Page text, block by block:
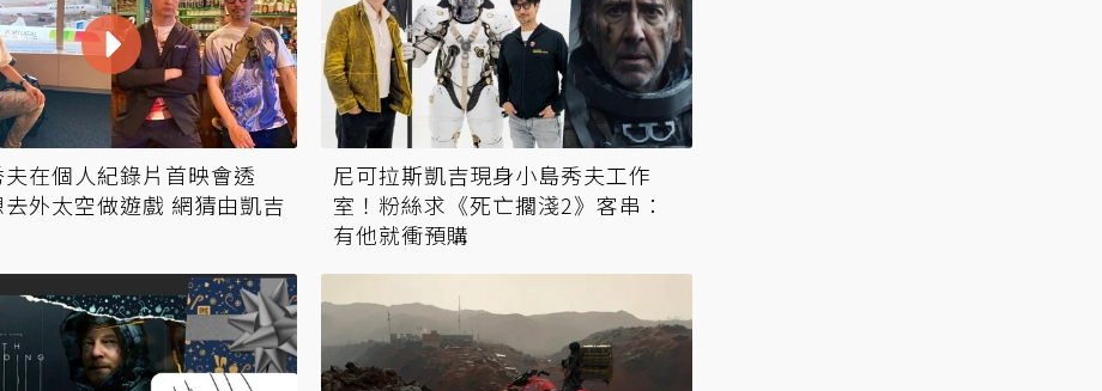
在個人紀錄片首映會透
外太空做遊戲 網猜由凱吉
尼可拉斯凱吉現身小島秀夫工作
室！粉絲求《死亡擱淺2》客串：
有他就衝預購